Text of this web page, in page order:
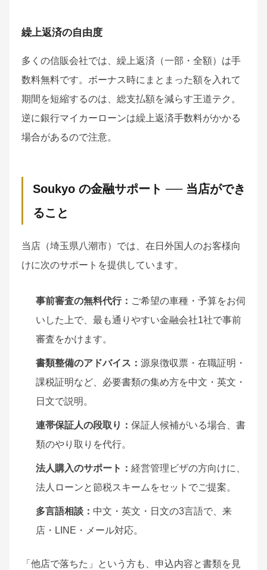
繰上返済の自由度
多くの信販会社では、繰上返済（一部・全額）は手
数料無料です。ボーナス時にまとまった額を入れて
期間を短縮するのは、総支払額を減らす王道テク。
逆に銀行マイカーローンは繰上返済手数料がかかる
場合があるので注意。
Soukyo の金融サポート ── 当店ができ
ること
当店（埼玉県八潮市）では、在日外国人のお客様向
けに次のサポートを提供しています。
事前審査の無料代行： ご希望の車種・予算をお伺
いした上で、最も通りやすい金融会社1社で事前
審査をかけます。
書類整備のアドバイス： 源泉徴収票・在職証明・
課税証明など、必要書類の集め方を中文・英文・
日文で説明。
連帯保証人の段取り： 保証人候補がいる場合、書
類のやり取りを代行。
法人購入のサポート： 経営管理ビザの方向けに、
法人ローンと節税スキームをセットでご提案。
多言語相談： 中文・英文・日文の3言語で、来
店・LINE・メール対応。
「他店で落ちた」という方も、申込内容と書類を見